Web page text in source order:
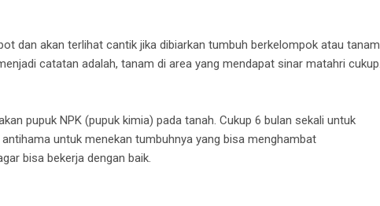
dan akan terlihat cantik jika dibiarkan tumbuh berkelompok atau tanam
catatan adalah, tanam di area yang mendapat sinar matahri cukup.
pupuk NPK (pupuk kimia) pada tanah. Cukup 6 bulan sekali untuk
untuk menekan tumbuhnya yang bisa menghambat
bisa bekerja dengan baik.